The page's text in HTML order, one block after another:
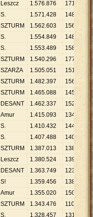
Leszcz 1.576.876 171
.
S. 1.571.428 148
SZTURM 1.562.603 156
S. 1.554.849 148
S. 1.553.489 158 9 .
SZTURM 1.540.296 177 8.
SZARŻA 1.505.051 151
SZTURM 1.482.397 156 9.
SZTURM 1.465.088 145
DESANT 1.462.337 152
.
Amur 1.415.093 134
S. 1.410.432 144
S. 1.407.488 140
SZTURM 1.387.013 138
Leszcz 1.380.524 139
.
DESANT 1.363.749 123
S! 1.359.456 138 9.
Amur 1.355.020 150
.
SZTURM 1.343.476 110
S. 1.328.457 131